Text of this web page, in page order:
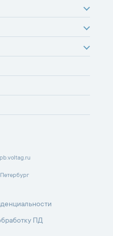
Петербург
ПД